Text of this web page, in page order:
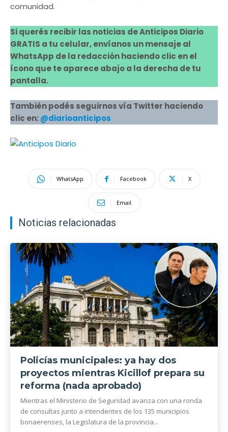
comunidad.
Si querés recibir las noticias de Anticipos Diario
GRATIS a tu celular, envíanos un mensaje al
WhatsApp de la redacción haciendo clic en el
ícono que te aparece abajo a la derecha de tu
pantalla.
También podés seguirnos vía Twitter haciendo
clic en:@diarioanticipos
WhatsApp Facebook X
Email
Noticias relacionadas
Policías municipales: ya hay dos
proyectos mientras Kicillof prepara su
reforma (nada aprobado)
Mientras el Ministerio de Seguridad avanza con una ronda
de consultas junto a intendentes de los 135 municipios
bonaerenses, la Legislatura de la provincia...